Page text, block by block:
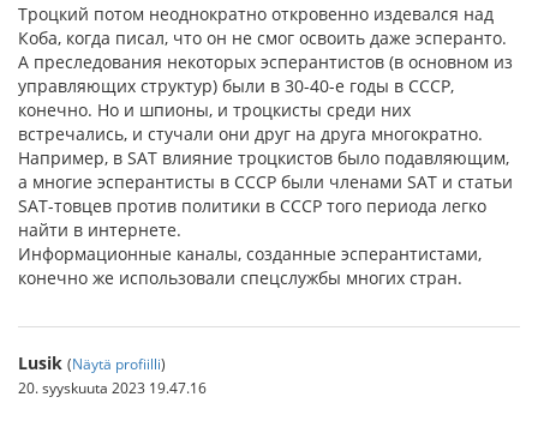
Троцкий потом неоднократно откровенно издевался над
Коба, когда писал, что он не смог освоить даже эсперанто.
А преследования некоторых эсперантистов (в основном из
управляющих структур) были в 30-40-е годы в СССР,
конечно. Но и шпионы, и троцкисты среди них
встречались, и стучали они друг на друга многократно.
Например, в SAT влияние троцкистов было подавляющим,
а многие эсперантисты в СССР были членами SAT и статьи
SAT-товцев против политики в СССР того периода легко
найти в интернете.
Информационные каналы, созданные эсперантистами,
конечно же использовали спецслужбы многих стран.
Lusik (Näytä profiilli)
20. syyskuuta 2023 19.47.16